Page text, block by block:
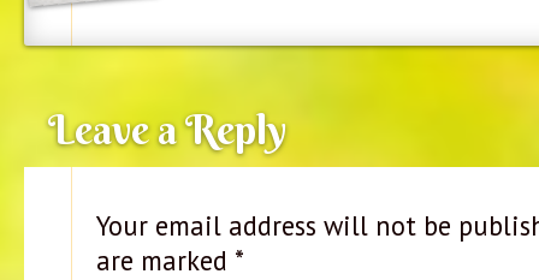
Leave a Reply
Your email address will not be
are marked *